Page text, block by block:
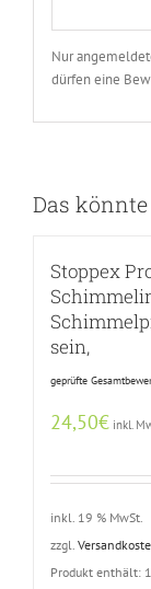
Nur
dürfen eine
Das
Stoppex
sein,
geprüfte
24,50€ inkl.
inkl. 19 % MwSt.
zzgl.
Produkt enthält: 1